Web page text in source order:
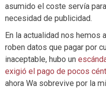
asumido el coste servía
necesidad de publicidad.
En la actualidad nos hemos
roben datos que pagar por
inaceptable, hubo un
exigió el pago de pocos
ahora Wa sobrevive por la